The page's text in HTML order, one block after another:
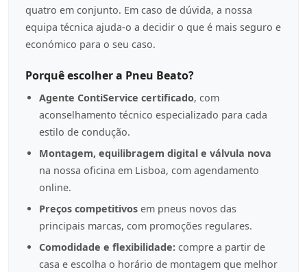
quatro em conjunto. Em caso de dúvida, a nossa
equipa técnica ajuda-o a decidir o que é mais seguro e
económico para o seu caso.
Porquê escolher a Pneu Beato?
Agente ContiService certificado, com
aconselhamento técnico especializado para cada
estilo de condução.
Montagem, equilibragem digital e válvula nova
na nossa oficina em Lisboa, com agendamento
online.
Preços competitivos em pneus novos das
principais marcas, com promoções regulares.
Comodidade e flexibilidade: compre a partir de
casa e escolha o horário de montagem que melhor